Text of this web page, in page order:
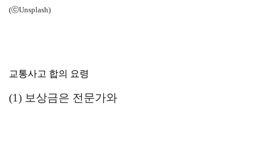
(ⓒUnsplash)
교통사고 합의 요령
(1) 보상금은 전문가와